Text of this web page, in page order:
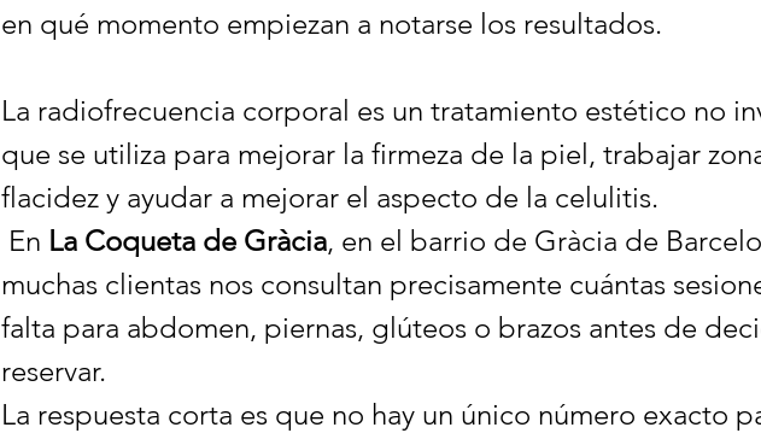
en qué momento empiezan a notarse los resultados.
La radiofrecuencia corporal es un tratamiento estético no
que se utiliza para mejorar la firmeza de la piel, trabajar
flacidez y ayudar a mejorar el aspecto de la celulitis.
En La Coqueta de Gràcia, en el barrio de Gràcia de
muchas clientas nos consultan precisamente cuántas
falta para abdomen, piernas, glúteos o brazos antes de
reservar.
La respuesta corta es que no hay un único número exacto